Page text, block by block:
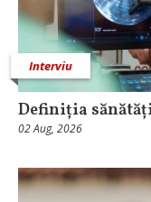
Interviu
Definiția
02 Aug, 2026